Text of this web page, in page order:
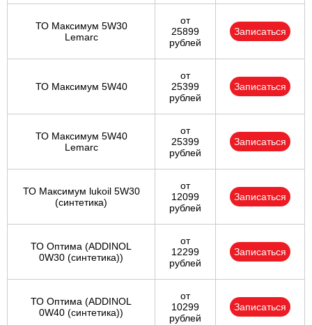
ТО Максимум 5W30
Lemarc
от
25899
рублей
Записаться
ТО Максимум 5W40
от
25399
рублей
Записаться
ТО Максимум 5W40
Lemarc
от
25399
рублей
Записаться
ТО Максимум lukoil 5W30
(синтетика)
от
12099
рублей
Записаться
ТО Оптима (ADDINOL
0W30 (синтетика))
от
12299
рублей
Записаться
ТО Оптима (ADDINOL
0W40 (синтетика))
от
10299
рублей
Записаться